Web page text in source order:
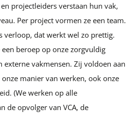
projectleiders verstaan hun vak,
Per project vormen ze een team.
verloop, dat werkt wel zo prettig.
beroep op onze zorgvuldig
externe vakmensen. Zij voldoen aan
manier van werken, ook onze
(We werken op alle
de opvolger van VCA, de